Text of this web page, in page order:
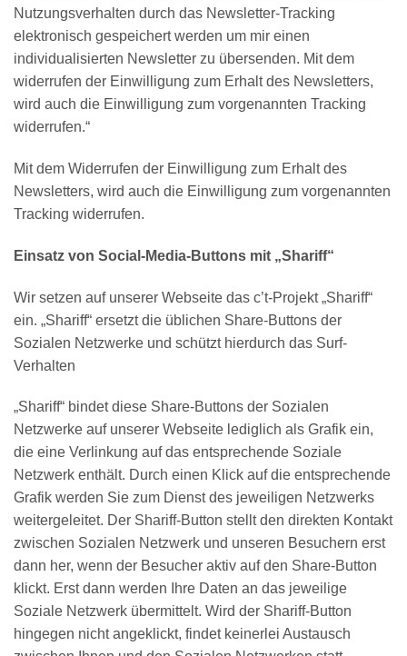
Nutzungsverhalten durch das Newsletter-Tracking
elektronisch gespeichert werden um mir einen
individualisierten Newsletter zu übersenden. Mit dem
widerrufen der Einwilligung zum Erhalt des Newsletters,
wird auch die Einwilligung zum vorgenannten Tracking
widerrufen.“
Mit dem Widerrufen der Einwilligung zum Erhalt des
Newsletters, wird auch die Einwilligung zum vorgenannten
Tracking widerrufen.
Einsatz von Social-Media-Buttons mit „Shariff“
Wir setzen auf unserer Webseite das c’t-Projekt „Shariff“
ein. „Shariff“ ersetzt die üblichen Share-Buttons der
Sozialen Netzwerke und schützt hierdurch das Surf-
Verhalten
„Shariff“ bindet diese Share-Buttons der Sozialen
Netzwerke auf unserer Webseite lediglich als Grafik ein,
die eine Verlinkung auf das entsprechende Soziale
Netzwerk enthält. Durch einen Klick auf die entsprechende
Grafik werden Sie zum Dienst des jeweiligen Netzwerks
weitergeleitet. Der Shariff-Button stellt den direkten Kontakt
zwischen Sozialen Netzwerk und unseren Besuchern erst
dann her, wenn der Besucher aktiv auf den Share-Button
klickt. Erst dann werden Ihre Daten an das jeweilige
Soziale Netzwerk übermittelt. Wird der Shariff-Button
hingegen nicht angeklickt, findet keinerlei Austausch